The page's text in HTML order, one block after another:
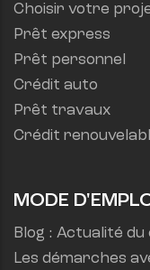
Choisir votre
Prêt express
Prêt personnel
Crédit auto
Prêt travaux
Crédit
MODE
Blog : Actualité
Les démarches